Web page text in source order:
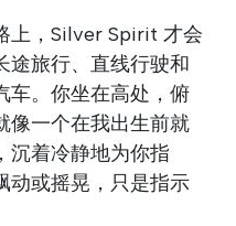
上，Silver Spirit 才会
途旅行、直线行驶和
车。你坐在高处，俯
像一个在我出生前就
沉着冷静地为你指
动或摇晃，只是指示